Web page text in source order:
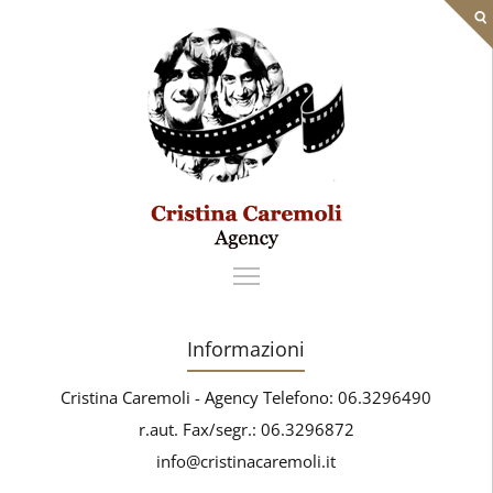
Informazioni
Cristina Caremoli - Agency Telefono: 06.3296490
r.aut. Fax/segr.: 06.3296872
info@cristinacaremoli.it